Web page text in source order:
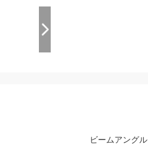
ビームアングル